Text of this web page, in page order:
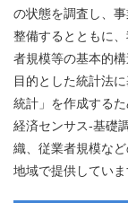
の状態を調査し、
整備するとともに
者規模等の基本的
目的とした統計法
統計」を作成するた
経済センサス‐基礎
織、従業者規模な
地域で提供していま